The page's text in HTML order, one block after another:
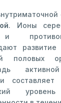
. Ионы
половых